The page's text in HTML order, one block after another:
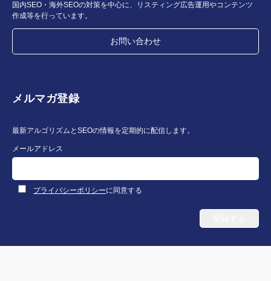
国内SEO・海外SEOの対策を中心に、リスティング広告運用やコンテンツ
作成等を行っています。
お問い合わせ
メルマガ登録
最新アルゴリズムとSEOの情報を定期的に配信します。
メールアドレス
プライバシーポリシーに同意する